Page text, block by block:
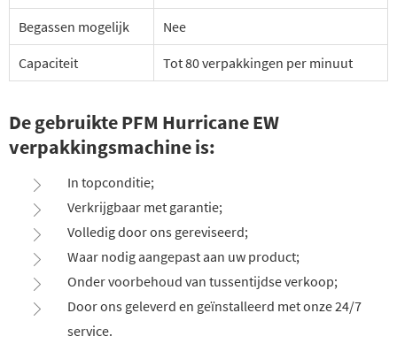
Begassen mogelijk Nee
Capaciteit Tot 80 verpakkingen per minuut
De gebruikte PFM Hurricane EW
verpakkingsmachine is:
In topconditie;
Verkrijgbaar met garantie;
Volledig door ons gereviseerd;
Waar nodig aangepast aan uw product;
Onder voorbehoud van tussentijdse verkoop;
Door ons geleverd en geïnstalleerd met onze 24/7
service.